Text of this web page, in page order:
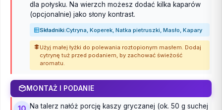
dla połysku. Na wierzch możesz dodać kilka kaparów
(opcjonalnie) jako słony kontrast.
Składniki:Cytryna, Koperek, Natka pietruszki, Masło, Kapary
Użyj małej łyżki do polewania roztopionym masłem. Dodaj
cytrynę tuż przed podaniem, by zachować świeżość
aromatu.
MONTAŻ I PODANIE
Na talerz nałóż porcję kaszy gryczanej (ok. 50 g suchej